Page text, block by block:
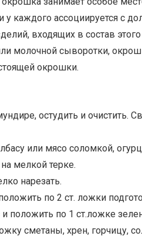
каждого ассоциируется с
входящих в состав
молочной сыворотки,
окрошки.
остудить и очистить.
или мясо соломкой,
мелкой терке.
нарезать.
по 2 ст. ложки
положить по 1 ст.ложке
сметаны, хрен, горчицу,